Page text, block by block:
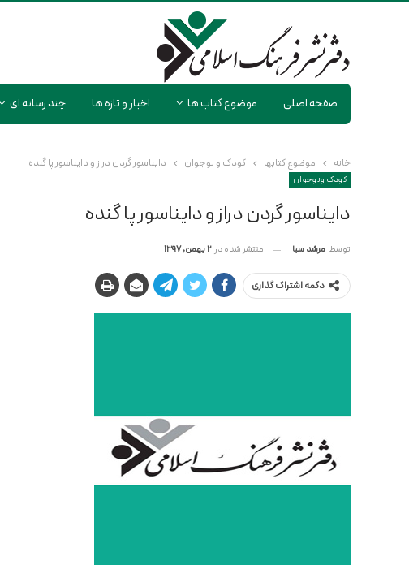
صفحه اصلی موضوع کتاب ها اخبار و تازه ها چند رسانه ای
خانه موضوع کتابها کودک و نوجوان دایناسور گردن دراز و دایناسور پا گنده
کودک و نوجوان
دایناسور گردن دراز و دایناسور پا گنده
توسط مرشد سبا منتشر شده در 2 بهمن, 1397
دکمه اشتراک گذاری